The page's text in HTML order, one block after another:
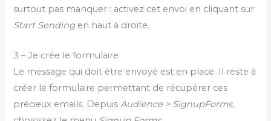
surtout pas manquer : activez cet envoi en cliquant sur
Start Sending en haut à droite.
3 – Je crée le formulaire
Le message qui doit être envoyé est en place. Il reste à
créer le formulaire permettant de récupérer ces
précieux emails. DepuisAudience > SignupForms,